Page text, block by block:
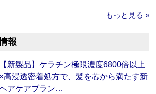
もっと見る »
報
【新製品】ケラチン極限濃度6800倍以上
×高浸透密着処方で、髪を芯から満たす新
アケアブラン…